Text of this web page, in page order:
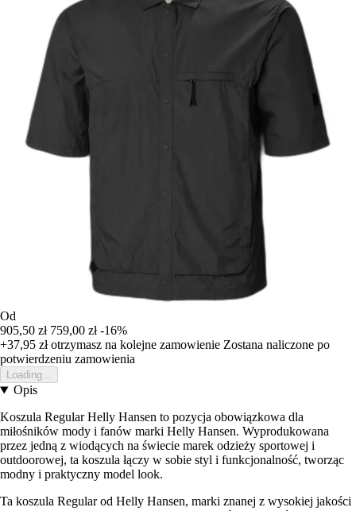
Od
905,50 zł 759,00 zł -16%
+37,95 złotrzymasz na kolejne zamowienie Zostana naliczone po
potwierdzeniu zamowienia
Loading...
Opis
Koszula Regular Helly Hansen to pozycja obowiązkowa dla
miłośników mody i fanów marki Helly Hansen. Wyprodukowana
przez jedną z wiodących na świecie marek odzieży sportowej i
outdoorowej, ta koszula łączy w sobie styl i funkcjonalność, tworząc
modny i praktyczny model look.
Ta koszula Regular od Helly Hansen, marki znanej z wysokiej jakości